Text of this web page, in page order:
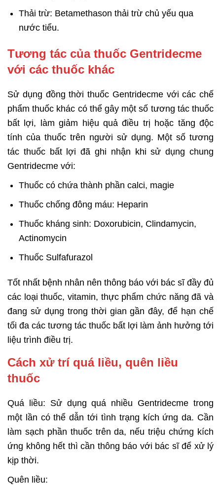
Thải trừ: Betamethason thải trừ chủ yếu qua
nước tiểu.
Tương tác của thuốc Gentridecme
với các thuốc khác
Sử dụng đồng thời thuốc Gentridecme với các chế
phẩm thuốc khác có thể gây một số tương tác thuốc
bất lợi, làm giảm hiệu quả điều trị hoặc tăng độc
tính của thuốc trên người sử dụng. Một số tương
tác thuốc bất lợi đã ghi nhận khi sử dụng chung
Gentridecme với:
Thuốc có chứa thành phần calci, magie
Thuốc chống đông máu: Heparin
Thuốc kháng sinh: Doxorubicin, Clindamycin,
Actinomycin
Thuốc Sulfafurazol
Tốt nhất bệnh nhân nên thông báo với bác sĩ đầy đủ
các loại thuốc, vitamin, thực phẩm chức năng đã và
đang sử dụng trong thời gian gần đây, để hạn chế
tối đa các tương tác thuốc bất lợi làm ảnh hưởng tới
liệu trình điều trị.
Cách xử trí quá liều, quên liều
thuốc
Quá liều: Sử dụng quá nhiều Gentridecme trong
một lần có thể dẫn tới tình trạng kích ứng da. Cần
làm sạch phần thuốc trên da, nếu triệu chứng kích
ứng không hết thì cần thông báo với bác sĩ để xử lý
kịp thời.
Quên liều: